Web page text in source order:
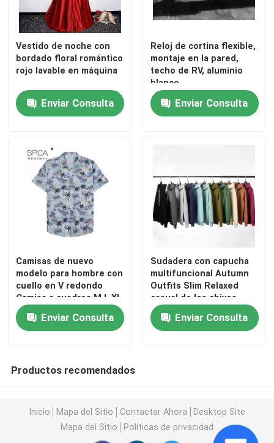
Control de calidad
Éntrenos en contacto con
Ropa Infantil Primaria
Zapatos de los hombres de la segunda mano
Zapatos de gama alta usados
2dos bolsos de mano
Bolsos de lujo de segunda mano
Camisas para hombre nuevo modelo
Vestido de noche con
bordado floral romántico
rojo lavable en máquina
Enviar Consulta
Reloj de cortina flexible,
montaje en la pared,
techo de RV, aluminio
blanco
Enviar Consulta
Camisas de nuevo
modelo para hombre con
cuello en V redondo
Camisa a cuadros M L XL
XXL
Enviar Consulta
Sudadera con capucha
multifuncional Autumn
Outfits Slim Relaxed
casual de los chivos
expiatorios
Enviar Consulta
Productos recomendados
Inicio Mapa del Sitio Contactar Ahora
Desktop Site
Mapa del Sitio
Políticas de privacidad